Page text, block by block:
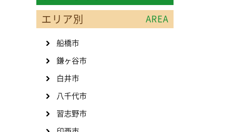
エリア別 AREA
船橋市
鎌ヶ谷市
白井市
八千代市
習志野市